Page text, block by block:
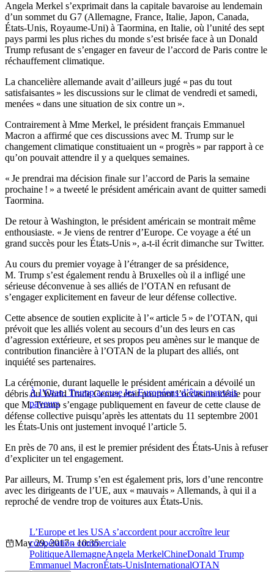
Angela Merkel s’exprimait dans la capitale bavaroise au lendemain
d’un sommet du G7 (Allemagne, France, Italie, Japon, Canada,
États-Unis, Royaume-Uni) à Taormina, en Italie, où l’unité des sept
pays parmi les plus riches du monde s’est brisée face à un Donald
Trump refusant de s’engager en faveur de l’accord de Paris contre le
réchauffement climatique.
La chancelière allemande avait d’ailleurs jugé « pas du tout
satisfaisantes » les discussions sur le climat de vendredi et samedi,
menées « dans une situation de six contre un ».
Contrairement à Mme Merkel, le président français Emmanuel
Macron a affirmé que ces discussions avec M. Trump sur le
changement climatique constituaient un « progrès » par rapport à ce
qu’on pouvait attendre il y a quelques semaines.
« Je prendrai ma décision finale sur l’accord de Paris la semaine
prochaine ! » a tweeté le président américain avant de quitter samedi
Taormina.
De retour à Washington, le président américain se montrait même
enthousiaste. « Je viens de rentrer d’Europe. Ce voyage a été un
grand succès pour les États-Unis », a-t-il écrit dimanche sur Twitter.
Au cours du premier voyage à l’étranger de sa présidence,
M. Trump s’est également rendu à Bruxelles où il a infligé une
sérieuse déconvenue à ses alliés de l’OTAN en refusant de
s’engager explicitement en faveur de leur défense collective.
Cette absence de soutien explicite à l’« article 5 » de l’OTAN, qui
prévoit que les alliés volent au secours d’un des leurs en cas
d’agression extérieure, et ses propos peu amènes sur le manque de
contribution financière à l’OTAN de la plupart des alliés, ont
inquiété ses partenaires.
À l’Otan, Trump accuse les Européens d’être mauvais
payeurs
La cérémonie, durant laquelle le président américain a dévoilé un
débris du World Trade Center, était pourtant l’occasion idéale pour
que M. Trump s’engage publiquement en faveur de cette clause de
défense collective puisqu’après les attentats du 11 septembre 2001
les États-Unis ont justement invoqué l’article 5.
En près de 70 ans, il est le premier président des États-Unis à refuser
d’expliciter un tel engagement.
Par ailleurs, M. Trump s’en est également pris, lors d’une rencontre
avec les dirigeants de l’UE, aux « mauvais » Allemands, à qui il a
reproché de vendre trop de voitures aux États-Unis.
L’Europe et les USA s’accordent pour accroître leur
coopération commerciale
May 29, 2017 - 10:35
PolitiqueAllemagneAngela MerkelChineDonald Trump
Emmanuel MacronÉtats-UnisInternationalOTAN